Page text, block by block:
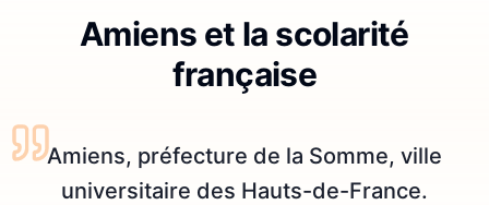
Amiens et la scolarité
française
Amiens, préfecture de la Somme, ville
universitaire des Hauts-de-France.